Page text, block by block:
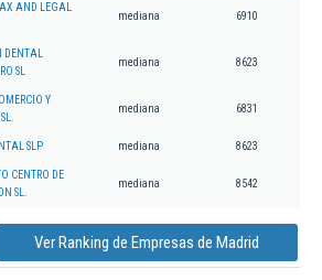
AND LEGAL
mediana 6910
DENTAL
SL
mediana 8623
Y
mediana 6831
SLP mediana 8623
CENTRO DE
SL.
mediana 8542
Ver Ranking de Empresas de Madrid